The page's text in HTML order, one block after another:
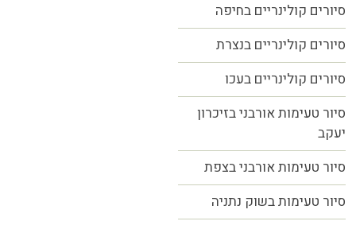
סיורים קולינריים בחיפה
סיורים קולינריים בנצרת
סיורים קולינריים בעכו
סיור טעימות אורבני בזיכרון
יעקב
סיור טעימות אורבני בצפת
סיור טעימות בשוק נתניה